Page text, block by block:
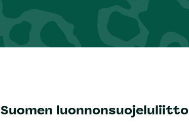
Suomen luonnonsuojeluliitto